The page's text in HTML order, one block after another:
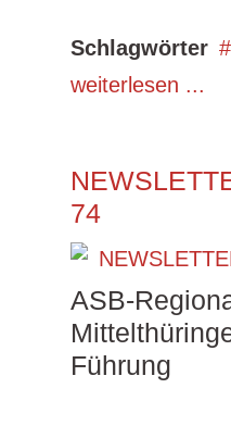
Schlagwörter
weiterlesen ...
74
ASB-
Führung